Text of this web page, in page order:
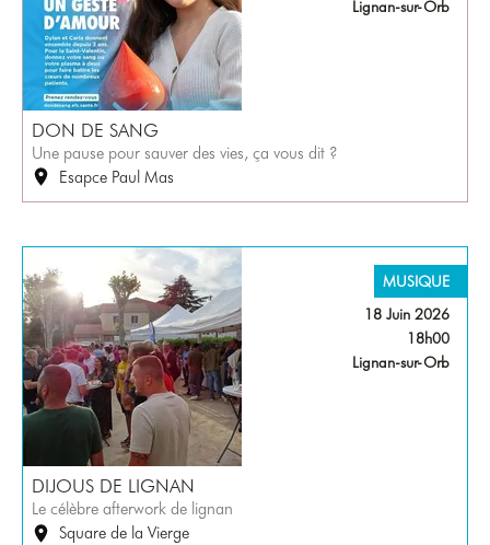
Lignan-sur-Orb
DON DE SANG
Une pause pour sauver des vies, ça vous dit ?
Esapce Paul Mas
MUSIQUE
18 Juin 2026
18h00
Lignan-sur-Orb
DIJOUS DE LIGNAN
Le célèbre afterwork de lignan
Square de la Vierge